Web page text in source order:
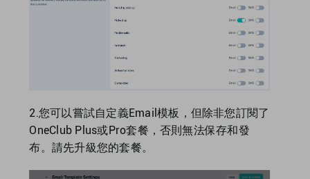
2.您可以嘗試自定義Email模板，但除非您訂閱了
OneClub Plus或Pro套餐，否則無法保存和發
布。請先升級您的套餐。